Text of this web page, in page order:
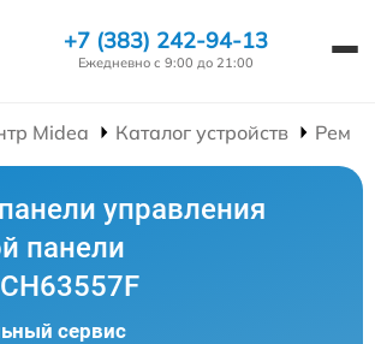
+7 (383) 242-94-13
Ежедневно с 9:00 до 21:00
Midea Каталог устройств
управления
панели
сервис